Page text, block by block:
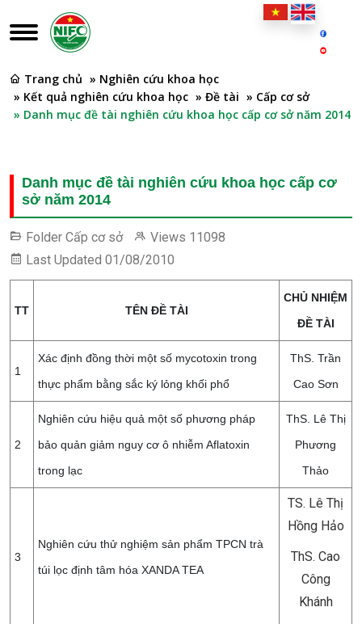
Trang chủ » Nghiên cứu khoa học
» Kết quả nghiên cứu khoa học » Đề tài » Cấp cơ sở
» Danh mục đề tài nghiên cứu khoa học cấp cơ sở năm 2014
Danh mục đề tài nghiên cứu khoa học cấp cơ
sở năm 2014
Folder Cấp cơ sở Views 11098
Last Updated 01/08/2010
TT TÊN ĐỀ TÀI
CHỦ NHIỆM
ĐỀ TÀI
1
Xác định đồng thời một số mycotoxin trong
thực phẩm bằng sắc ký lỏng khối phổ
ThS. Trần
Cao Sơn
2
Nghiên cứu hiệu quả một số phương pháp
bảo quản giảm nguy cơ ô nhiễm Aflatoxin
trong lạc
ThS. Lê Thị
Phương
Thảo
3
Nghiên cứu thử nghiệm sản phẩm TPCN trà
túi lọc định tâm hóa XANDA TEA
TS. Lê Thị
Hồng Hảo
ThS. Cao
Công
Khánh